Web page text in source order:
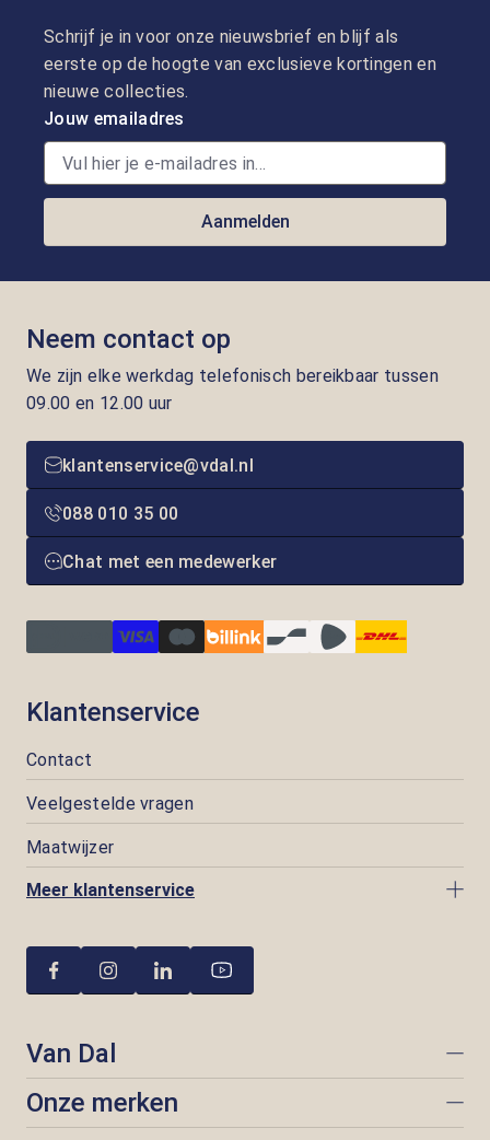
Schrijf je in voor onze nieuwsbrief en blijf als
eerste op de hoogte van exclusieve kortingen en
nieuwe collecties.
Jouw emailadres
Aanmelden
Neem contact op
We zijn elke werkdag telefonisch bereikbaar tussen
09.00 en 12.00 uur
klantenservice@vdal.nl
088 010 35 00
Chat met een medewerker
Klantenservice
Contact
Veelgestelde vragen
Maatwijzer
Meer klantenservice
Van Dal
Onze merken